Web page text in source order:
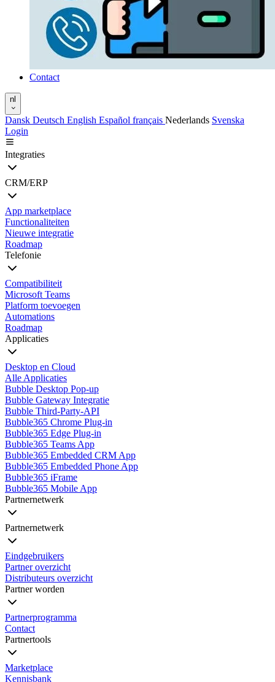
Contact
nl
Dansk Deutsch English Español français Nederlands Svenska
Login
Integraties
CRM/ERP
App marketplace
Functionaliteiten
Nieuwe integratie
Roadmap
Telefonie
Compatibiliteit
Microsoft Teams
Platform toevoegen
Automations
Roadmap
Applicaties
Desktop en Cloud
Alle Applicaties
Bubble Desktop Pop-up
Bubble Gateway Integratie
Bubble Third-Party-API
Bubble365 Chrome Plug-in
Bubble365 Edge Plug-in
Bubble365 Teams App
Bubble365 Embedded CRM App
Bubble365 Embedded Phone App
Bubble365 iFrame
Bubble365 Mobile App
Partnernetwerk
Partnernetwerk
Eindgebruikers
Partner overzicht
Distributeurs overzicht
Partner worden
Partnerprogramma
Contact
Partnertools
Marketplace
Kennisbank